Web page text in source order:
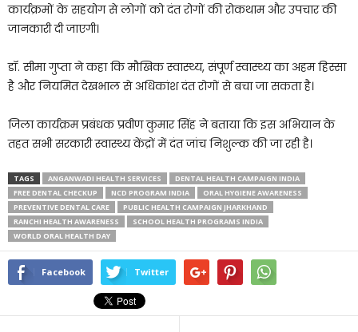
कार्यक्रमों के सहयोग से लोगों को दंत रोगों की रोकथाम और उपचार की
जानकारी दी जाएगी।
डॉ. सीमा गुप्ता ने कहा कि मौखिक स्वास्थ्य, संपूर्ण स्वास्थ्य का अहम हिस्सा
है और नियमित देखभाल से अधिकांश दंत रोगों से बचा जा सकता है।
जिला कार्यक्रम प्रबंधक प्रवीण कुमार सिंह ने बताया कि इस अभियान के
तहत सभी सरकारी स्वास्थ्य केंद्रों में दंत जांच निशुल्क की जा रही है।
TAGS ANGANWADI HEALTH SERVICES
DENTAL HEALTH CAMPAIGN INDIA
FREE DENTAL CHECKUP
NCD PROGRAM INDIA
ORAL HYGIENE AWARENESS
PREVENTIVE DENTAL CARE
PUBLIC HEALTH CAMPAIGN JHARKHAND
RANCHI HEALTH AWARENESS
SCHOOL HEALTH PROGRAMS INDIA
WORLD ORAL HEALTH DAY
Facebook Twitter